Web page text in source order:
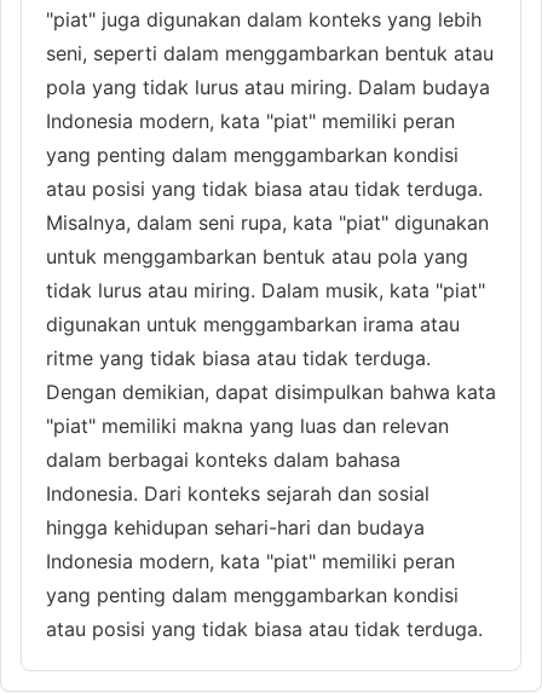
"piat" juga digunakan dalam konteks yang lebih
seni, seperti dalam menggambarkan bentuk atau
pola yang tidak lurus atau miring. Dalam budaya
Indonesia modern, kata "piat" memiliki peran
yang penting dalam menggambarkan kondisi
atau posisi yang tidak biasa atau tidak terduga.
Misalnya, dalam seni rupa, kata "piat" digunakan
untuk menggambarkan bentuk atau pola yang
tidak lurus atau miring. Dalam musik, kata "piat"
digunakan untuk menggambarkan irama atau
ritme yang tidak biasa atau tidak terduga.
Dengan demikian, dapat disimpulkan bahwa kata
"piat" memiliki makna yang luas dan relevan
dalam berbagai konteks dalam bahasa
Indonesia. Dari konteks sejarah dan sosial
hingga kehidupan sehari-hari dan budaya
Indonesia modern, kata "piat" memiliki peran
yang penting dalam menggambarkan kondisi
atau posisi yang tidak biasa atau tidak terduga.